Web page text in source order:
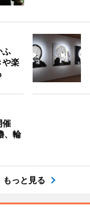
ふ
楽
催
、輪
もっと見る